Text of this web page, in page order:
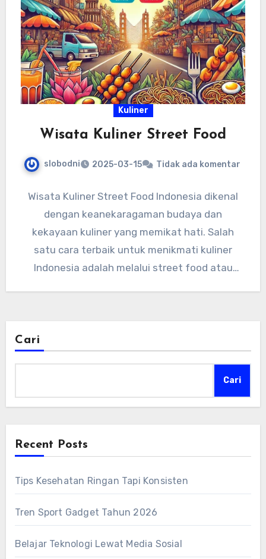
Kuliner
Wisata Kuliner Street Food
slobodni 2025-03-15 Tidak ada komentar
Wisata Kuliner Street Food Indonesia dikenal
dengan keanekaragaman budaya dan
kekayaan kuliner yang memikat hati. Salah
satu cara terbaik untuk menikmati kuliner
Indonesia adalah melalui street food atau
Cari
Cari
Recent Posts
Tips Kesehatan Ringan Tapi Konsisten
Tren Sport Gadget Tahun 2026
Belajar Teknologi Lewat Media Sosial